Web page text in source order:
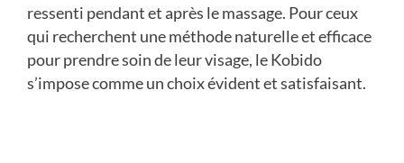
ressenti pendant et après le massage. Pour ceux
qui recherchent une méthode naturelle et efficace
pour prendre soin de leur visage, le Kobido
s’impose comme un choix évident et satisfaisant.